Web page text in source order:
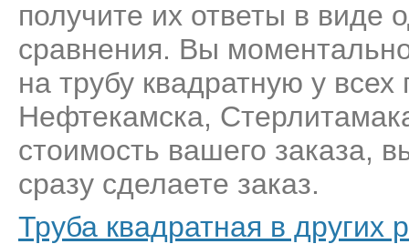
получите их ответы в виде
сравнения. Вы
на трубу квадратную у
Нефтекамска,
стоимость вашего заказа,
сразу сделаете заказ.
Труба квадратная в других